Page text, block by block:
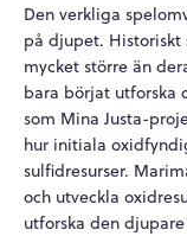
Den verkliga
på djupet.
mycket större än
bara börjat utforska
som Mina Justa-
hur initiala
sulfidresurser.
och utveckla
utforska den